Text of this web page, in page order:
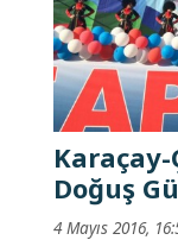
Karaçay-
Doğuş
4 Mayıs 2016,